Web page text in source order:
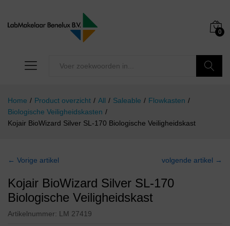
0
Home / Product overzicht / All / Saleable / Flowkasten /
Biologische Veiligheidskasten /
Kojair BioWizard Silver SL-170 Biologische Veiligheidskast
← Vorige artikel volgende artikel →
Kojair BioWizard Silver SL-170
Biologische Veiligheidskast
Artikelnummer: LM 27419